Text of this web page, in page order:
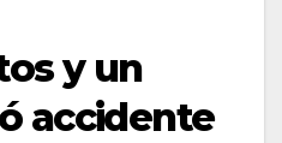
y un
accidente